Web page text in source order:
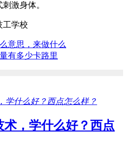
激身体。
工学校
意思，来做什么
有多少卡路里
术，学什么好？西点